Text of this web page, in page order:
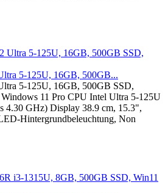
5-125U, 16GB, 500GB...
5-125U, 16GB, 500GB SSD,
11 Pro CPU Intel Ultra 5-125U
4.30 GHz) Display 38.9 cm, 15.3",
Hintergrundbeleuchtung, Non